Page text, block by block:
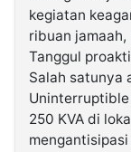
kegiatan
ribuan jamaah,
Tanggul
Salah satunya
250 KVA di